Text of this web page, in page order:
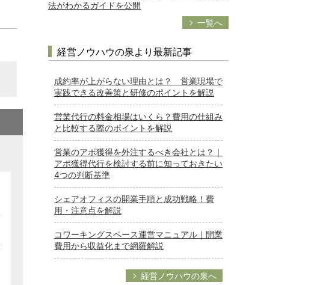
法がわかるガイドを公開
一覧へ
経営ノウハウの泉より最新記事
成約率が上がらない理由とは？ 営業現場で
実践できる改善策と研修のポイントを解説
営業代行の料金相場はいくら？費用の仕組み
と比較する際のポイントを解説
営業のアポ獲得を外注するべき会社とは？｜
アポ獲得代行を検討する前に知っておきたい
4つの判断基準
シェアオフィスの開業手順と成功戦略！費
用・注意点を解説
コワーキングスペース運営マニュアル｜開業
費用から収益化まで網羅解説
経営ノウハウの泉へ